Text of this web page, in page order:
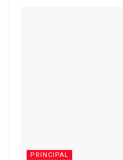
PRINCIPAL